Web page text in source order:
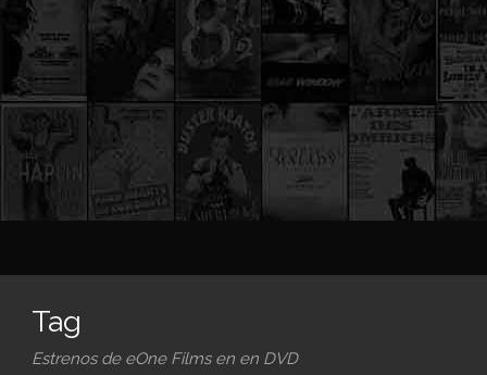
Tag
Estrenos de eOne Films en en DVD